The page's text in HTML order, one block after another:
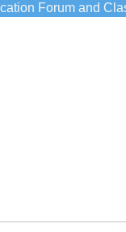
Forum and